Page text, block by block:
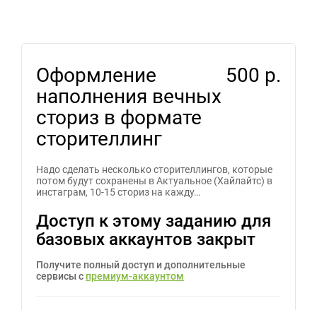
Оформление
наполнения вечных
сториз в формате
сторителлинг
500 р.
Надо сделать несколько сторителлингов, которые
потом будут сохранены в Актуальное (Хайлайтс) в
инстаграм, 10-15 сториз на кажду…
Доступ к этому заданию для
базовых аккаунтов закрыт
Получите полный доступ и дополнительные
сервисы с премиум-аккаунтом